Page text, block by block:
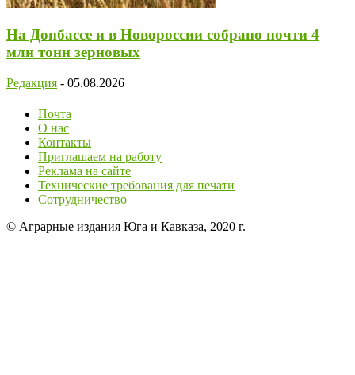
На Донбассе и в Новороссии собрано почти 4
млн тонн зерновых
Редакция - 05.08.2026
Почта
О нас
Контакты
Приглашаем на работу
Реклама на сайте
Технические требования для печати
Сотрудничество
© Аграрные издания Юга и Кавказа, 2020 г.